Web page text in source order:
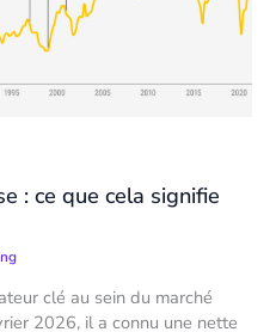
: ce que cela signifie
clé au sein du marché
2026, il a connu une nette